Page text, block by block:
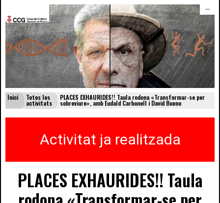
menú
Inici Totes les
activitats
PLACES EXHAURIDES!! Taula rodona «Transformar-se per
sobreviure», amb Eudald Carbonell i David Bueno
Activitat ja realitzada
PLACES EXHAURIDES!! Taula